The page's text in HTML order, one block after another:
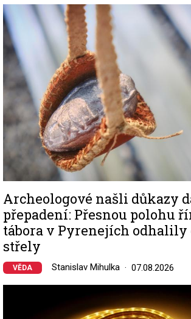
Image
Archeologové našli důkazy
přepadení: Přesnou polohu
tábora v Pyrenejích odhalily
střely
VĚDA Stanislav Mihulka 07.08.2026